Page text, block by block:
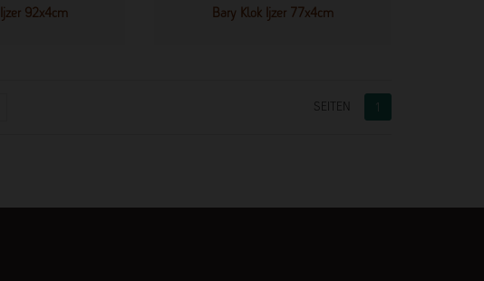
92x4cm Bary Klok Ijzer 77x4cm
SEITEN